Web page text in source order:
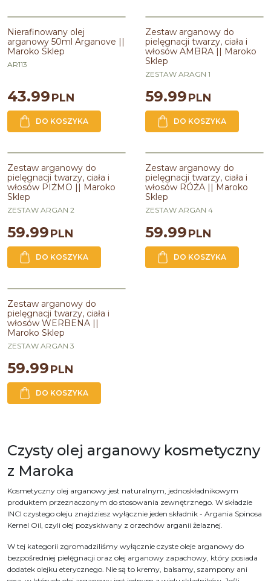
Nierafinowany olej arganowy
50ml Arganove || Maroko Sklep
Pojemność: 50ml
Zawiera olej: arganowy
Nierafinowany olej
arganowy 50ml Arganove ||
Maroko Sklep
AR113
43.99PLN
DO KOSZYKA
Zestaw arganowy do pielęgnacji
twarzy, ciała i włosów AMBRA ||
Maroko Sklep
Zestaw arganowy do
pielęgnacji twarzy, ciała i
włosów AMBRA || Maroko
Sklep
ZESTAW ARAGN 1
59.99PLN
DO KOSZYKA
Zestaw arganowy do pielęgnacji
twarzy, ciała i włosów AMBRA ||
Maroko Sklep
Zestaw arganowy do
pielęgnacji twarzy, ciała i
włosów PIŻMO || Maroko
Sklep
ZESTAW ARGAN 2
59.99PLN
DO KOSZYKA
Zestaw arganowy do pielęgnacji
twarzy, ciała i włosów RÓŻA ||
Maroko Sklep
Zestaw arganowy do
pielęgnacji twarzy, ciała i
włosów RÓŻA || Maroko
Sklep
ZESTAW ARGAN 4
59.99PLN
DO KOSZYKA
Zestaw arganowy do pielęgnacji
twarzy, ciała i włosów WERBENA
|| Maroko Sklep
Zestaw arganowy do
pielęgnacji twarzy, ciała i
włosów WERBENA ||
Maroko Sklep
ZESTAW ARGAN 3
59.99PLN
DO KOSZYKA
Czysty olej arganowy kosmetyczny
z Maroka
Kosmetyczny olej arganowy jest naturalnym, jednoskładnikowym
produktem przeznaczonym do stosowania zewnętrznego. W składzie
INCI czystego oleju znajdziesz wyłącznie jeden składnik - Argania Spinosa
Kernel Oil, czyli olej pozyskiwany z orzechów arganii żelaznej.
W tej kategorii zgromadziliśmy wyłącznie czyste oleje arganowy do
bezpośredniej pielęgnacji oraz olej arganowy zapachowy, który posiada
dodatek olejku eterycznego. Nie są to kremy, balsamy, szampony ani